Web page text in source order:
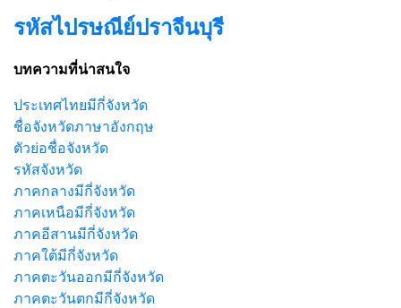
รหัสไปรษณีย์ปราจีนบุรี
บทความที่น่าสนใจ
ประเทศไทยมีกี่จังหวัด
ชื่อจังหวัดภาษาอังกฤษ
ตัวย่อชื่อจังหวัด
รหัสจังหวัด
ภาคกลางมีกี่จังหวัด
ภาคเหนือมีกี่จังหวัด
ภาคอีสานมีกี่จังหวัด
ภาคใต้มีกี่จังหวัด
ภาคตะวันออกมีกี่จังหวัด
ภาคตะวันตกมีกี่จังหวัด